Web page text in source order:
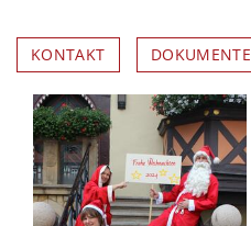
KONTAKT DOKUMENTE